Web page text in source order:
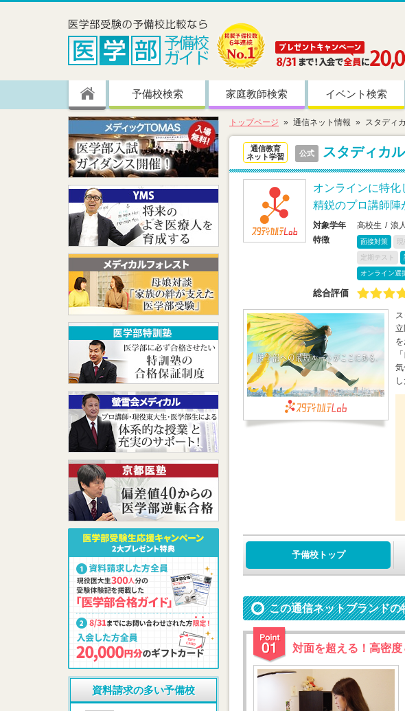
予備校検索 家庭教師検索 イベント検索
トップページ 通信ネット情報 スタディ
通信教育
ネット学習
公式 スタディカ
オンラインに特
精鋭のプロ講師陣
対象学年 高校生 浪
特徴
面接対策
定期テスト
オンライン選
総合評価
予備校トップ
この通信ネットブランドの
対面を超える！高密
資料請求の多い予備校